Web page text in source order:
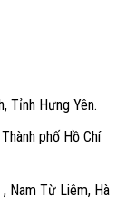
Tỉnh Hưng Yên.
phố Hồ Chí
Nam Từ Liêm, Hà